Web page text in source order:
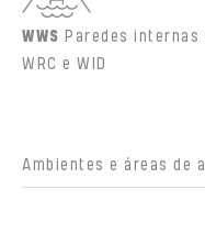
WWS Paredes
WRC e WID
Ambientes e áreas de